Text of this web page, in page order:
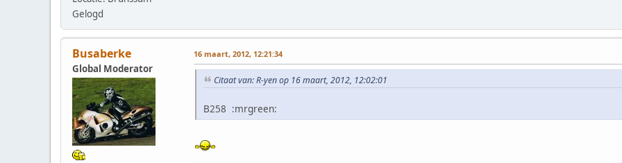
Gelogd
Busaberke
Global Moderator
16 maart, 2012, 12:21:34
Citaat van: R-yen op 16 maart, 2012, 12:02:01
B258 :mrgreen: